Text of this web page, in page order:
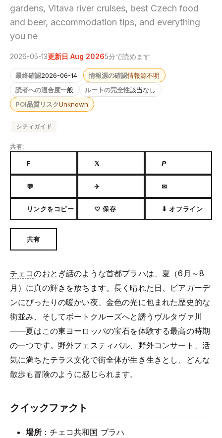
gardens, Vltava river cruises, best Czech food
and beer, accommodation tips, and everything
you ne
2026-05-13更新日 Aug 20265分で読めます
最終確認2026-06-14 情報源の確認情報源不明
読者への適合度一般 ルートの完全性該当なし
POI品質リスクUnknown
シティガイド
共有:
F 𝕏 𝙋
💬 ✈ ✉
リンクをコピー ♡ 保存 ⬇ オフライン
共有
チェコのおとぎ話のような首都プラハは、夏（6月～8
月）に真の輝きを放ちます。長く晴れた日、ビアガーデ
ンにぴったりの暖かい夜、金色の光に包まれた歴史的な
街並み、そしてボートクルーズへと誘うヴルタヴァ川
——夏はこの東ヨーロッパの宝石を体験する最高の時期
の一つです。野外フェスティバル、野外コンサート、活
気に満ちたテラス文化で街全体が生き生きとし、どんな
散歩も冒険のように感じられます。
クイックファクト
場所 ：チェコ共和国 プラハ